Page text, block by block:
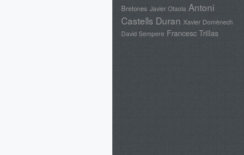
Bretones Javier Otaola Antoni
Castells Duran Xavier Domènech
David Sempere Francesc Trillas